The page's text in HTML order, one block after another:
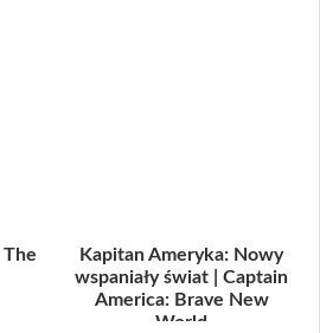
The
Kapitan Ameryka: Nowy
wspaniały świat | Captain
America: Brave New
World